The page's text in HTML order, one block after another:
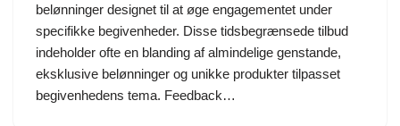
belønninger designet til at øge engagementet under
specifikke begivenheder. Disse tidsbegrænsede tilbud
indeholder ofte en blanding af almindelige genstande,
eksklusive belønninger og unikke produkter tilpasset
begivenhedens tema. Feedback…